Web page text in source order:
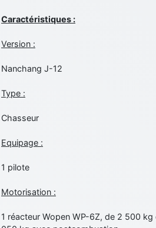
Caractéristiques :
Version :
Nanchang J-12
Type :
Chasseur
Equipage :
1 pilote
Motorisation :
1 réacteur Wopen WP-6Z, de 2 500